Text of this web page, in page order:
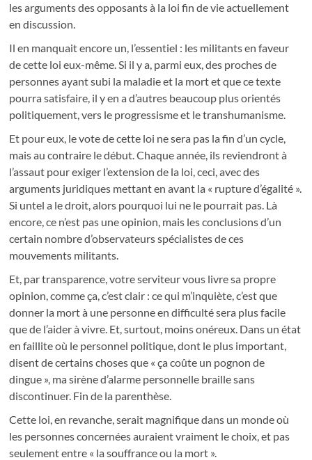
les arguments des opposants à la loi fin de vie actuellement
en discussion.
Il en manquait encore un, l’essentiel : les militants en faveur
de cette loi eux-même. Si il y a, parmi eux, des proches de
personnes ayant subi la maladie et la mort et que ce texte
pourra satisfaire, il y en a d’autres beaucoup plus orientés
politiquement, vers le progressisme et le transhumanisme.
Et pour eux, le vote de cette loi ne sera pas la fin d’un cycle,
mais au contraire le début. Chaque année, ils reviendront à
l’assaut pour exiger l’extension de la loi, ceci, avec des
arguments juridiques mettant en avant la « rupture d’égalité ».
Si untel a le droit, alors pourquoi lui ne le pourrait pas. Là
encore, ce n’est pas une opinion, mais les conclusions d’un
certain nombre d’observateurs spécialistes de ces
mouvements militants.
Et, par transparence, votre serviteur vous livre sa propre
opinion, comme ça, c’est clair : ce qui m’inquiète, c’est que
donner la mort à une personne en difficulté sera plus facile
que de l’aider à vivre. Et, surtout, moins onéreux. Dans un état
en faillite où le personnel politique, dont le plus important,
disent de certains choses que « ça coûte un pognon de
dingue », ma sirène d’alarme personnelle braille sans
discontinuer. Fin de la parenthèse.
Cette loi, en revanche, serait magnifique dans un monde où
les personnes concernées auraient vraiment le choix, et pas
seulement entre « la souffrance ou la mort ».